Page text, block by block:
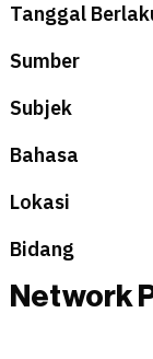
Tanggal
Sumber
Subjek
Bahasa
Lokasi
Bidang
Network